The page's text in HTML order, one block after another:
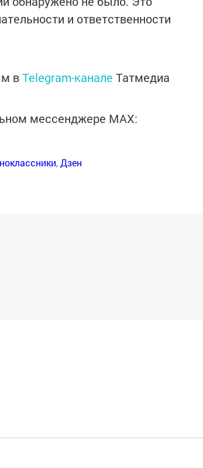
и ответственности
вTelegram-канале Татмедиа
мессенджере MАХ:
,Дзен